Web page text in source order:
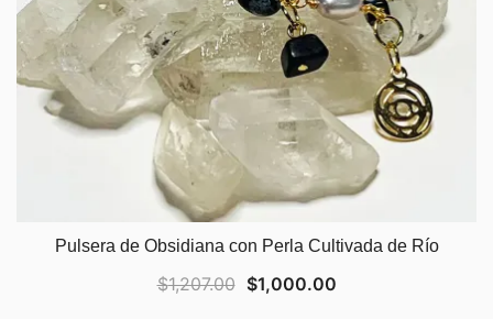
Pulsera de Obsidiana con Perla Cultivada de Río
$1,207.00 Original
$1,000.00Current